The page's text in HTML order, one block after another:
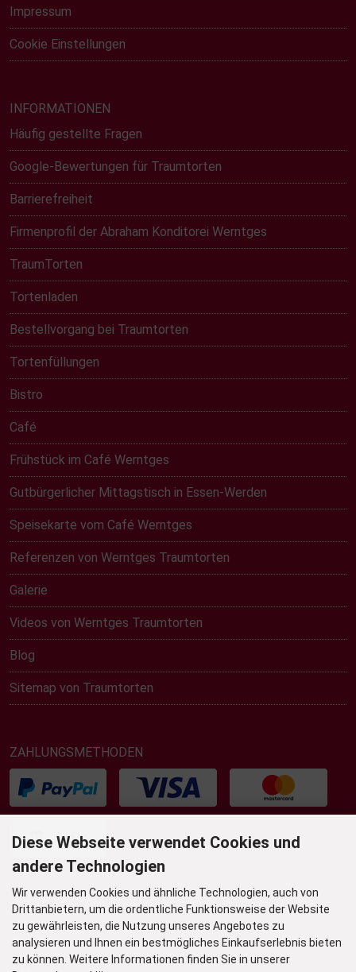
Impressum
Cookie Einstellungen
INFORMATIONEN
Häufig gestellte Fragen
Google-Bewertungen für Traumtorten
Barrierefreiheit
Firmenprofil der Abraham Konditorei Werntges
TraumTorten
Tortenladen
Bestellvorgang bei Traumtorten
Tortenfüllungen
Bistro
Café
Frühstück im Café Werntges
Gutbürgerlicher Mittagstisch in Essen-Werden
Speisekarte vom Café Werntges
Referenzen von Werntges Traumtorten
Galerie
Videos von Werntges Traumtorten
Blog
Sitemap von Traumtorten
ZAHLUNGSMETHODEN
UNSER TORTENLADEN & BISTRO
Grafenstr. 36
45239 Essen-Werden
Diese Webseite verwendet Cookies und
andere Technologien
Wir verwenden Cookies und ähnliche Technologien, auch von
Drittanbietern, um die ordentliche Funktionsweise der Website
zu gewährleisten, die Nutzung unseres Angebotes zu
analysieren und Ihnen ein bestmögliches Einkaufserlebnis bieten
zu können. Weitere Informationen finden Sie in unserer